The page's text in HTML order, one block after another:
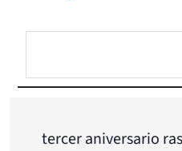
tercer aniversario